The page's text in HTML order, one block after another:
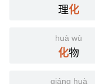
理化
huà wù
化物
qiáng huà